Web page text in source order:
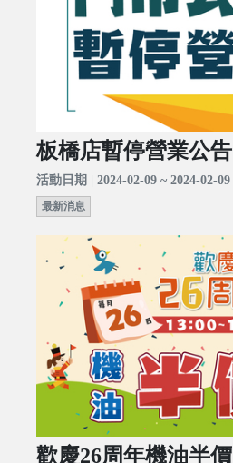
板橋店暫停營業公告
活動日期 | 2024-02-09 ~ 2024-02-09
最新消息
歡慶26周年機油半價